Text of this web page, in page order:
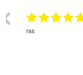
Monsieur Delhaye